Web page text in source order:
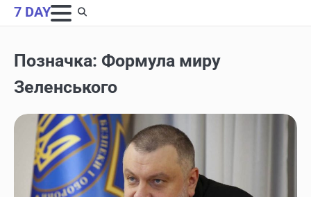
Skip
to
7 DAY
Позначка: Формула миру
Зеленського